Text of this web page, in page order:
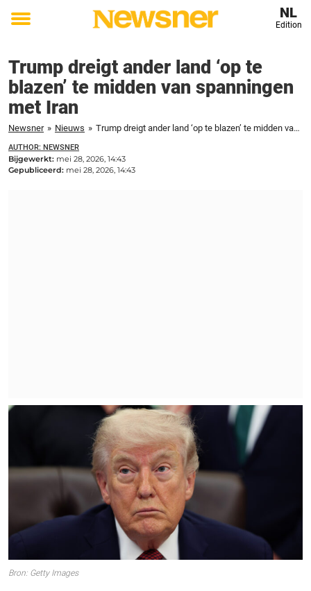
Toggle
NL
Edition
Trump dreigt ander land ‘op te
blazen’ te midden van spanningen
met Iran
Newsner » Nieuws » Trump dreigt ander land ‘op te blazen’ te midden van spanningen met Iran
AUTHOR: NEWSNER
Bijgewerkt: mei 28, 2026, 14:43
Gepubliceerd: mei 28, 2026, 14:43
Bron: Getty Images